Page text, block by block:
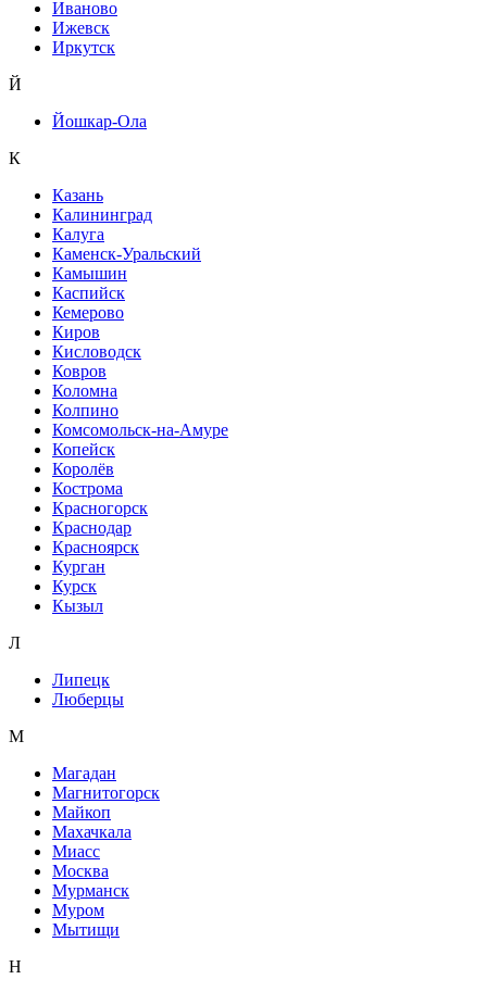
Иваново
Ижевск
Иркутск
Й
Йошкар-Ола
К
Казань
Калининград
Калуга
Каменск-Уральский
Камышин
Каспийск
Кемерово
Киров
Кисловодск
Ковров
Коломна
Колпино
Комсомольск-на-Амуре
Копейск
Королёв
Кострома
Красногорск
Краснодар
Красноярск
Курган
Курск
Кызыл
Л
Липецк
Люберцы
М
Магадан
Магнитогорск
Майкоп
Махачкала
Миасс
Москва
Мурманск
Муром
Мытищи
Н